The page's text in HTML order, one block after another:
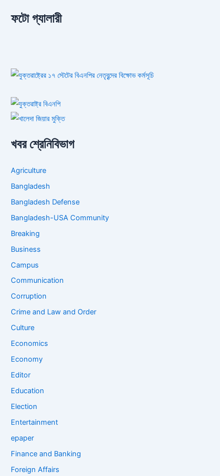
ফটো গ্যালারী
খবর শ্রেনিবিভাগ
Agriculture
Bangladesh
Bangladesh Defense
Bangladesh-USA Community
Breaking
Business
Campus
Communication
Corruption
Crime and Law and Order
Culture
Economics
Economy
Editor
Education
Election
Entertainment
epaper
Finance and Banking
Foreign Affairs